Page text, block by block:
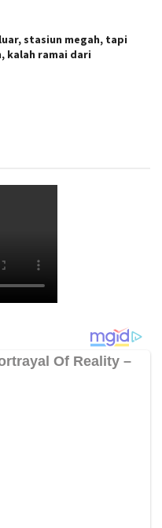
stasiun megah, tapi
kalah ramai dari